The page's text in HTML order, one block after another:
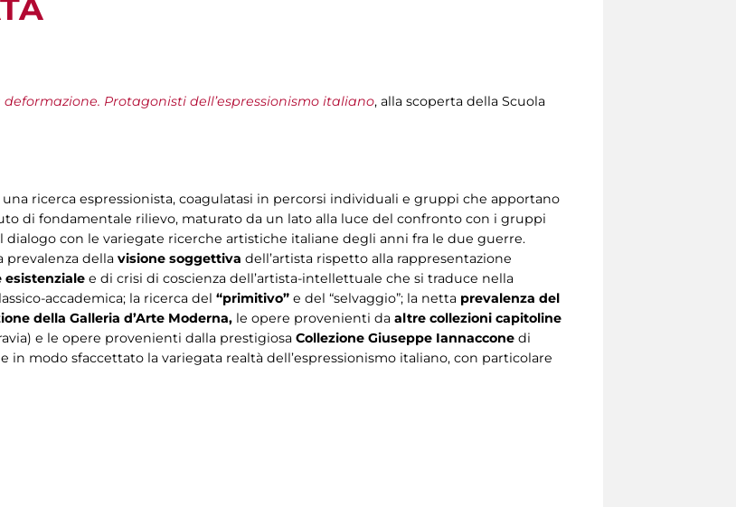
deformazione. Protagonisti dell’espressionismo italiano, alla scoperta della Scuola
ricerca espressionista, coagulatasi in percorsi individuali e gruppi che apportano
di fondamentale rilievo, maturato da un lato alla luce del confronto con i gruppi
dialogo con le variegate ricerche artistiche italiane degli anni fra le due guerre.
prevalenza della visione soggettiva dell’artista rispetto alla rappresentazione
e di crisi di coscienza dell’artista-intellettuale che si traduce nella
accademica; la ricerca del “primitivo” e del “selvaggio”; la netta prevalenza del
della Galleria d’Arte Moderna, le opere provenienti da altre collezioni capitoline
e le opere provenienti dalla prestigiosa Collezione Giuseppe Iannaccone di
in modo sfaccettato la variegata realtà dell’espressionismo italiano, con particolare